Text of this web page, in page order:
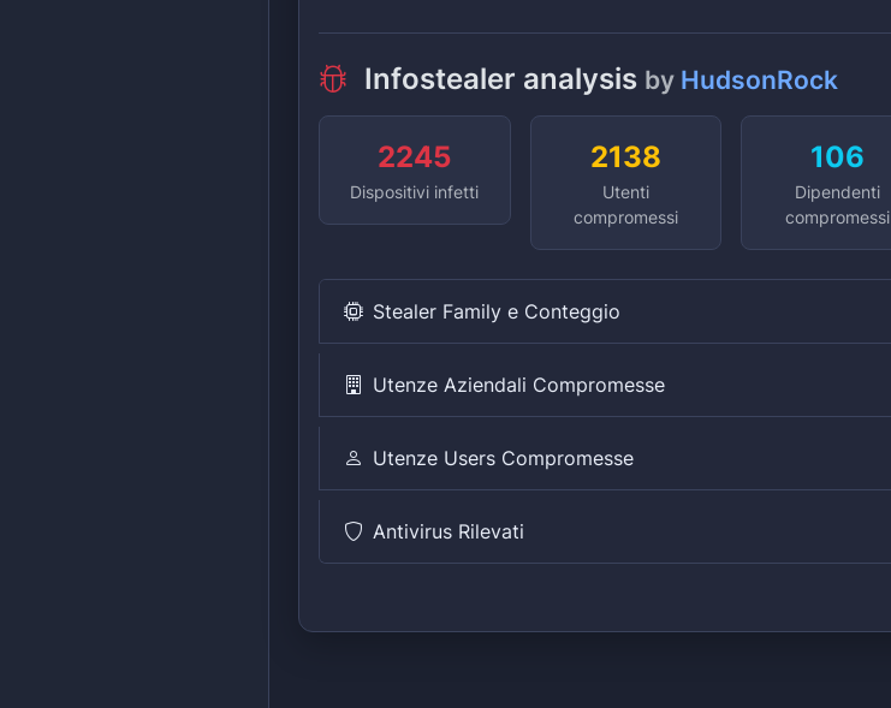
Infostealer analysis by HudsonRock
2245
Dispositivi infetti
2138
Utenti
compromessi
106
Dipendenti
compromessi
Stealer Family e Conteggio
Utenze Aziendali Compromesse
Utenze Users Compromesse
Antivirus Rilevati